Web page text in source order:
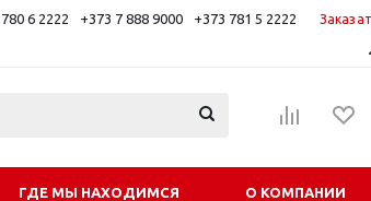
6 2222 +373 7 888 9000 +373 781 5 2222
ГДЕ МЫ НАХОДИМСЯ О КОМПАНИИ